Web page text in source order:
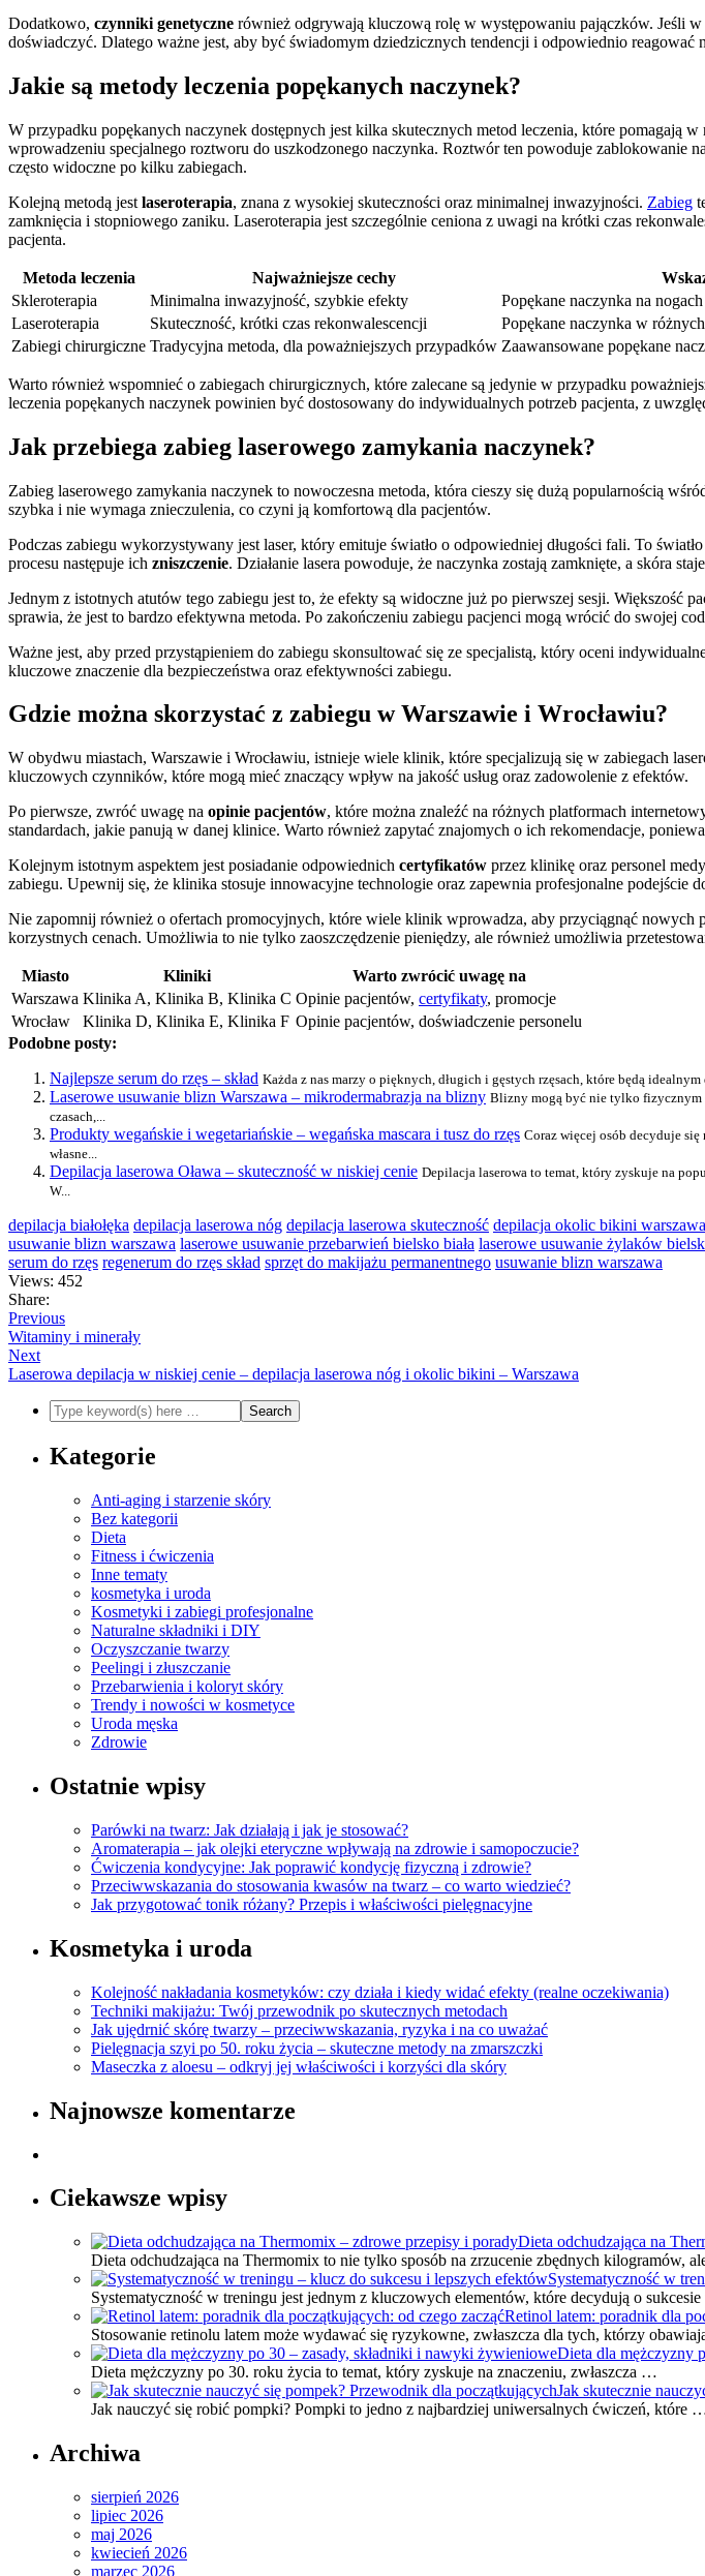
Dodatkowo, czynniki genetyczne również odgrywają kluczową rolę w występowaniu pajączków. Jeśli
doświadczyć. Dlatego ważne jest, aby być świadomym dziedzicznych tendencji i odpowiednio reagować
Jakie są metody leczenia popękanych naczynek?
W przypadku popękanych naczynek dostępnych jest kilka skutecznych metod leczenia, które pomagają
wprowadzeniu specjalnego roztworu do uszkodzonego naczynka. Roztwór ten powoduje zablokowanie
często widoczne po kilku zabiegach.
Kolejną metodą jest laseroterapia, znana z wysokiej skuteczności oraz minimalnej inwazyjności. Zabieg
zamknięcia i stopniowego zaniku. Laseroterapia jest szczególnie ceniona z uwagi na krótki czas
pacjenta.
Metoda leczenia Najważniejsze cechy
Skleroterapia
Minimalna inwazyjność, szybkie efekty
Popękane naczynka na nogach
Laseroterapia
Skuteczność, krótki czas rekonwalescencji
Popękane naczynka w
Zabiegi chirurgiczne Tradycyjna metoda, dla poważniejszych przypadków Zaawansowane popękane
Warto również wspomnieć o zabiegach chirurgicznych, które zalecane są jedynie w przypadku
leczenia popękanych naczynek powinien być dostosowany do indywidualnych potrzeb pacjenta, z
Jak przebiega zabieg laserowego zamykania naczynek?
Zabieg laserowego zamykania naczynek to nowoczesna metoda, która cieszy się dużą popularnością
szybka i nie wymaga znieczulenia, co czyni ją komfortową dla pacjentów.
Podczas zabiegu wykorzystywany jest laser, który emituje światło o odpowiedniej długości fali. To
procesu następuje ich zniszczenie. Działanie lasera powoduje, że naczynka zostają zamknięte, a skóra
Jednym z istotnych atutów tego zabiegu jest to, że efekty są widoczne już po pierwszej sesji. Większość
sprawia, że jest to bardzo efektywna metoda. Po zakończeniu zabiegu pacjenci mogą wrócić do swojej
Ważne jest, aby przed przystąpieniem do zabiegu skonsultować się ze specjalistą, który oceni
kluczowe znaczenie dla bezpieczeństwa oraz efektywności zabiegu.
Gdzie można skorzystać z zabiegu w Warszawie i Wrocławiu?
W obydwu miastach, Warszawie i Wrocławiu, istnieje wiele klinik, które specjalizują się w zabiegach
kluczowych czynników, które mogą mieć znaczący wpływ na jakość usług oraz zadowolenie z efektów.
Po pierwsze, zwróć uwagę na opinie pacjentów, które można znaleźć na różnych platformach
standardach, jakie panują w danej klinice. Warto również zapytać znajomych o ich rekomendacje,
Kolejnym istotnym aspektem jest posiadanie odpowiednich certyfikatów przez klinikę oraz personel
zabiegu. Upewnij się, że klinika stosuje innowacyjne technologie oraz zapewnia profesjonalne podejście
Nie zapomnij również o ofertach promocyjnych, które wiele klinik wprowadza, aby przyciągnąć
korzystnych cenach. Umożliwia to nie tylko zaoszczędzenie pieniędzy, ale również umożliwia
Miasto Kliniki
Warto zwrócić uwagę na
Warszawa Klinika A, Klinika B, Klinika C Opinie pacjentów, certyfikaty, promocje
Wrocław
Klinika D, Klinika E, Klinika F Opinie pacjentów, doświadczenie personelu
Podobne posty:
Najlepsze serum do rzęs – skład Każda z nas marzy o pięknych, długich i gęstych rzęsach, które będą
Laserowe usuwanie blizn Warszawa – mikrodermabrazja na blizny Blizny mogą być nie tylko fizycznym
czasach,...
Produkty wegańskie i wegetariańskie – wegańska mascara i tusz do rzęs Coraz więcej osób decyduje
własne...
Depilacja laserowa Oława – skuteczność w niskiej cenie Depilacja laserowa to temat, który zyskuje na
W...
depilacja białołęka depilacja laserowa nóg depilacja laserowa skuteczność depilacja okolic bikini warszawa
usuwanie blizn warszawa laserowe usuwanie przebarwień bielsko biała laserowe usuwanie żylaków
serum do rzęs regenerum do rzęs skład sprzęt do makijażu permanentnego usuwanie blizn warszawa
Views: 452
Share:
Previous
Witaminy i minerały
Next
Laserowa depilacja w niskiej cenie – depilacja laserowa nóg i okolic bikini – Warszawa
Kategorie
Anti-aging i starzenie skóry
Bez kategorii
Dieta
Fitness i ćwiczenia
Inne tematy
kosmetyka i uroda
Kosmetyki i zabiegi profesjonalne
Naturalne składniki i DIY
Oczyszczanie twarzy
Peelingi i złuszczanie
Przebarwienia i koloryt skóry
Trendy i nowości w kosmetyce
Uroda męska
Zdrowie
Ostatnie wpisy
Parówki na twarz: Jak działają i jak je stosować?
Aromaterapia – jak olejki eteryczne wpływają na zdrowie i samopoczucie?
Ćwiczenia kondycyjne: Jak poprawić kondycję fizyczną i zdrowie?
Przeciwwskazania do stosowania kwasów na twarz – co warto wiedzieć?
Jak przygotować tonik różany? Przepis i właściwości pielęgnacyjne
Kosmetyka i uroda
Kolejność nakładania kosmetyków: czy działa i kiedy widać efekty (realne oczekiwania)
Techniki makijażu: Twój przewodnik po skutecznych metodach
Jak ujędrnić skórę twarzy – przeciwwskazania, ryzyka i na co uważać
Pielęgnacja szyi po 50. roku życia – skuteczne metody na zmarszczki
Maseczka z aloesu – odkryj jej właściwości i korzyści dla skóry
Najnowsze komentarze
Ciekawsze wpisy
Dieta odchudzająca na
Dieta odchudzająca na Thermomix to nie tylko sposób na zrzucenie zbędnych kilogramów,
Systematyczność w
Systematyczność w treningu jest jednym z kluczowych elementów, które decydują o
Retinol latem: poradnik dla
Stosowanie retinolu latem może wydawać się ryzykowne, zwłaszcza dla tych, którzy
Dieta dla mężczyzny
Dieta mężczyzny po 30. roku życia to temat, który zyskuje na znaczeniu, zwłaszcza …
Jak skutecznie
Jak nauczyć się robić pompki? Pompki to jedno z najbardziej uniwersalnych ćwiczeń, które
Archiwa
sierpień 2026
lipiec 2026
maj 2026
kwiecień 2026
marzec 2026